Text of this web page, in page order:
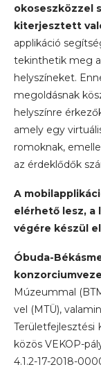
okoseszközzel
kiterjesztett
applikáció
tekinthetik meg
helyszíneket.
megoldásnak
helyszínre
amely egy
romoknak,
az érdeklődők
A
elérhető lesz, a
végére készül
Óbuda-
Múzeummal
vel (MTÜ),
Területfejlesztési
közös VEKOP-
4.1.2-17-2018-